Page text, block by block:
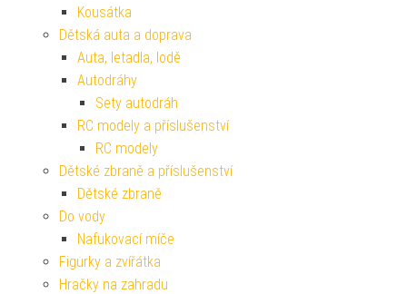
Kousátka
Dětská auta a doprava
Auta, letadla, lodě
Autodráhy
Sety autodráh
RC modely a příslušenství
RC modely
Dětské zbraně a příslušenství
Dětské zbraně
Do vody
Nafukovací míče
Figurky a zvířátka
Hračky na zahradu